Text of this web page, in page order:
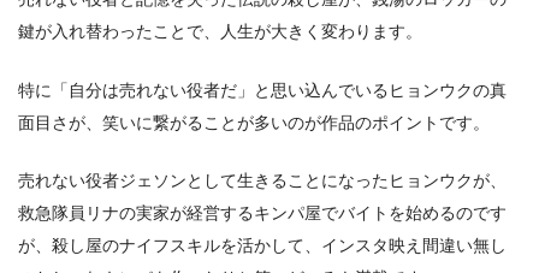
鍵が入れ替わったことで、人生が大きく変わります。
特に「自分は売れない役者だ」と思い込んでいるヒョンウクの真
面目さが、笑いに繋がることが多いのが作品のポイントです。
売れない役者ジェソンとして生きることになったヒョンウクが、
救急隊員リナの実家が経営するキンパ屋でバイトを始めるのです
が、殺し屋のナイフスキルを活かして、インスタ映え間違い無し